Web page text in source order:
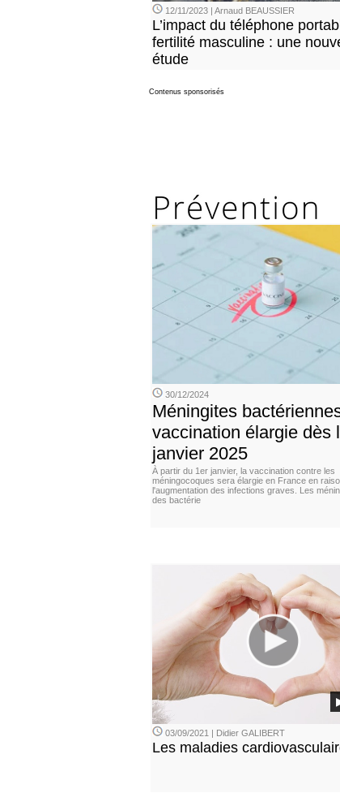
12/11/2023 | Arnaud BEAUSSIER
L’impact du téléphone
fertilité masculine : une
étude
Contenus sponsorisés
30/12/2024
Méningites
vaccination élargie dès
janvier 2025
À partir du 1er janvier, la vaccination contre les
méningocoques sera élargie en France en
l'augmentation des infections graves. Les
des bactérie
03/09/2021 | Didier GALIBERT
Les maladies